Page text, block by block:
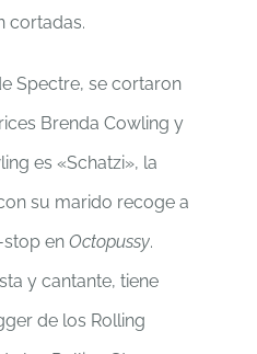
cortadas.
Spectre, se cortaron
Brenda Cowling y
es «Schatzi», la
su marido recoge a
en Octopussy.
y cantante, tiene
de los Rolling